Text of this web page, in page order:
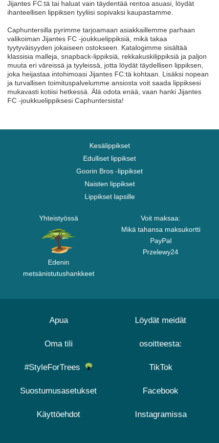
Jijantes FC:tä tai haluat vain täydentää rentoa asuasi, löydät
ihanteellisen lippiksen tyyliisi sopivaksi kaupastamme.
Caphuntersilla pyrimme tarjoamaan asiakkaillemme parhaan
valikoiman Jijantes FC -joukkuelippiksiä, mikä takaa
tyytyväisyyden jokaiseen ostokseen. Katalogimme sisältää
klassisia malleja, snapback-lippiksiä, rekkakuskilippiksiä ja paljon
muuta eri väreissä ja tyyleissä, jotta löydät täydellisen lippiksen,
joka heijastaa intohimoasi Jijantes FC:tä kohtaan. Lisäksi nopean
ja turvallisen toimituspalvelumme ansiosta voit saada lippiksesi
mukavasti kotiisi hetkessä. Älä odota enää, vaan hanki Jijantes
FC -joukkuelippiksesi Caphuntersista!
Kesälippikset
Edulliset lippikset
Goorin Bros -lippikset
Naisten lippikset
Lippikset lapsille
Yhteistyössä
Edenin
metsänistutushankkeet
Voit maksaa:
Mikä tahansa maksukortti
PayPal
Przelewy24
Apua
Oma tili
#StyleForTrees
Suostumusasetukset
Käyttöehdot
Löydät meidät
osoitteesta:
TikTok
Facebook
Instagramissa